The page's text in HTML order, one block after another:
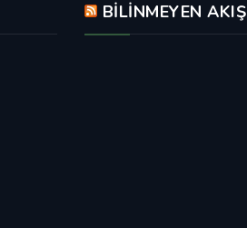
BILINMEYEN AKIŞ